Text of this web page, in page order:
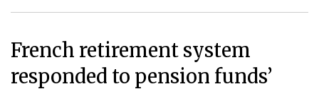
French retirement system
responded to pension funds’